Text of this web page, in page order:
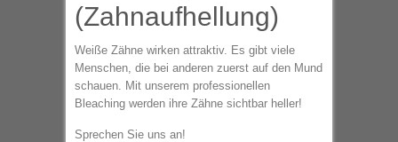
(Zahnaufhellung)
Weiße Zähne wirken attraktiv. Es gibt viele
Menschen, die bei anderen zuerst auf den Mund
schauen. Mit unserem professionellen
Bleaching werden ihre Zähne sichtbar heller!
Sprechen Sie uns an!